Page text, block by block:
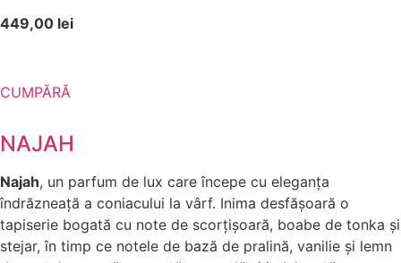
449,00 lei
CUMPĂRĂ
NAJAH
Najah, un parfum de lux care începe cu eleganța
îndrăzneață a coniacului la vârf. Inima desfășoară o
tapiserie bogată cu note de scorțișoară, boabe de tonka și
stejar, în timp ce notele de bază de pralină, vanilie și lemn